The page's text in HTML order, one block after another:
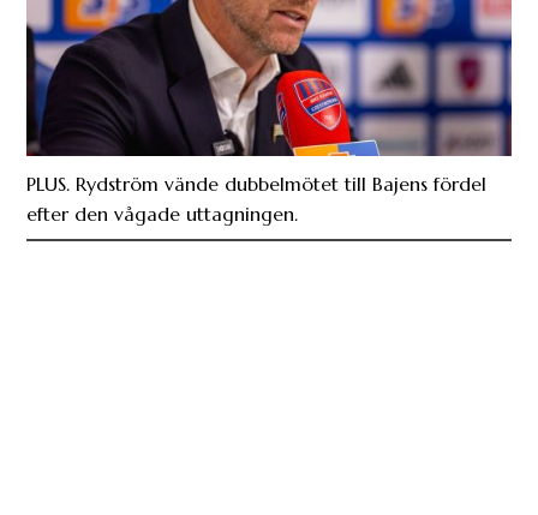
PLUS. Rydström vände dubbelmötet till Bajens fördel
efter den vågade uttagningen.